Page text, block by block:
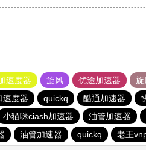
速度器 旋风 优途加速器 旋
速度器 quickq 酷通加速器
小猫咪ciash加速器 油管加速器
油管加速器 quickq 老王